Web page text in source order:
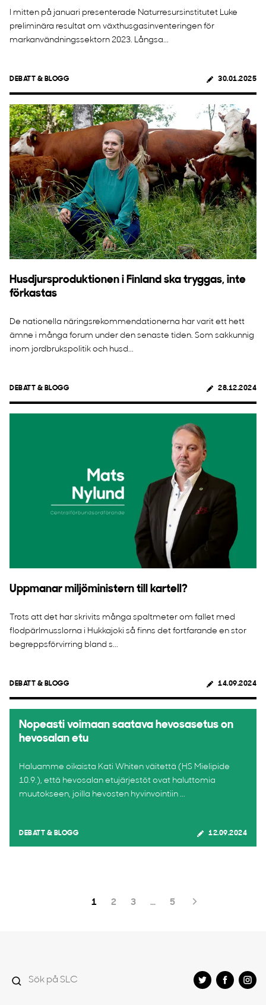
I mitten på januari presenterade Naturresursinstitutet Luke
preliminära resultat om växthusgasinventeringen för
markanvändningssektorn 2023. Långsa...
DEBATT & BLOGG 30.01.2025
Husdjursproduktionen i Finland ska tryggas, inte
förkastas
De nationella näringsrekommendationerna har varit ett hett
ämne i många forum under den senaste tiden. Som sakkunnig
inom jordbrukspolitik och husd...
DEBATT & BLOGG 28.12.2024
Uppmanar miljöministern till kartell?
Trots att det har skrivits många spaltmeter om fallet med
flodpärlmusslorna i Hukkajoki så finns det fortfarande en stor
begreppsförvirring bland s...
DEBATT & BLOGG 14.09.2024
Nopeasti voimaan saatava hevosasetus on
hevosalan etu
Haluamme oikaista Kati Whiten väitettä (HS Mielipide
10.9.), että hevosalan etujärjestöt ovat haluttomia
muutokseen, joilla hevosten hyvinvointiin ...
DEBATT & BLOGG 12.09.2024
1 2 3 … 5